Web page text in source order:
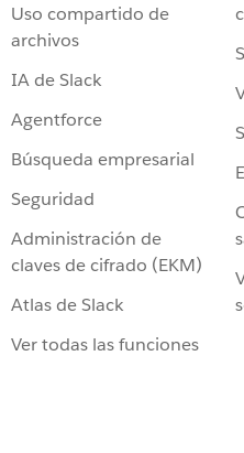
Uso compartido de
archivos
IA de Slack
Agentforce
Búsqueda empresarial
Seguridad
Administración de
claves de cifrado (EKM)
Atlas de Slack
Ver todas las funciones